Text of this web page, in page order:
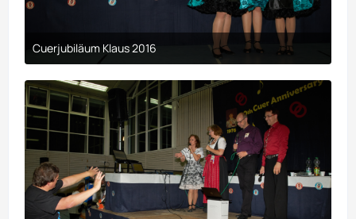
Cuerjubiläum Klaus 2016
9. April 2017 um 00:29